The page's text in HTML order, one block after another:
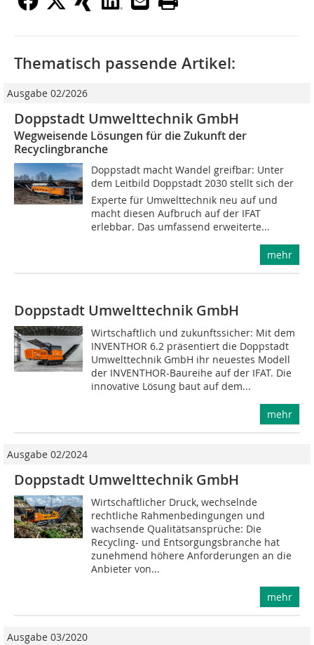
Thematisch passende Artikel:
Ausgabe 02/2026
Doppstadt Umwelttechnik GmbH
Wegweisende Lösungen für die Zukunft der
Recyclingbranche
Doppstadt macht Wandel greifbar: Unter
dem Leitbild Doppstadt 2030 stellt sich der
Experte für Umwelttechnik neu auf und
macht diesen Aufbruch auf der IFAT
erlebbar. Das umfassend erweiterte...
mehr
Doppstadt Umwelttechnik GmbH
Wirtschaftlich und zukunftssicher: Mit dem
INVENTHOR 6.2 präsentiert die Doppstadt
Umwelttechnik GmbH ihr neuestes Modell
der INVENTHOR-Baureihe auf der IFAT. Die
innovative Lösung baut auf dem...
mehr
Ausgabe 02/2024
Doppstadt Umwelttechnik GmbH
Wirtschaftlicher Druck, wechselnde
rechtliche Rahmenbedingungen und
wachsende Qualitätsansprüche: Die
Recycling- und Entsorgungsbranche hat
zunehmend höhere Anforderungen an die
Anbieter von...
mehr
Ausgabe 03/2020